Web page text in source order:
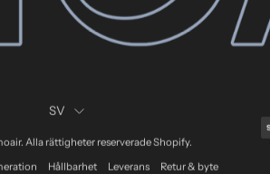
Språk
SV
. Alla rättigheter reserveradeShopify.
Hållbarhet Leverans Retur & byte